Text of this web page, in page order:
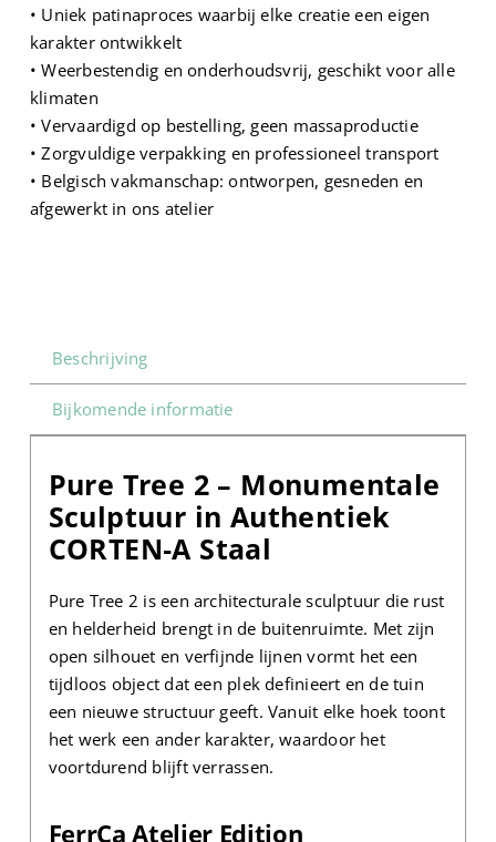
• Uniek patinaproces waarbij elke creatie een eigen
karakter ontwikkelt
• Weerbestendig en onderhoudsvrij, geschikt voor alle
klimaten
• Vervaardigd op bestelling, geen massaproductie
• Zorgvuldige verpakking en professioneel transport
• Belgisch vakmanschap: ontworpen, gesneden en
afgewerkt in ons atelier
Beschrijving
Bijkomende informatie
Pure Tree 2 – Monumentale
Sculptuur in Authentiek
CORTEN‑A Staal
Pure Tree 2 is een architecturale sculptuur die rust
en helderheid brengt in de buitenruimte. Met zijn
open silhouet en verfijnde lijnen vormt het een
tijdloos object dat een plek definieert en de tuin
een nieuwe structuur geeft. Vanuit elke hoek toont
het werk een ander karakter, waardoor het
voortdurend blijft verrassen.
FerrCa Atelier Edition